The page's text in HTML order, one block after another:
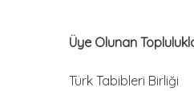
Üye Olunan
Türk Tabibleri Birliği